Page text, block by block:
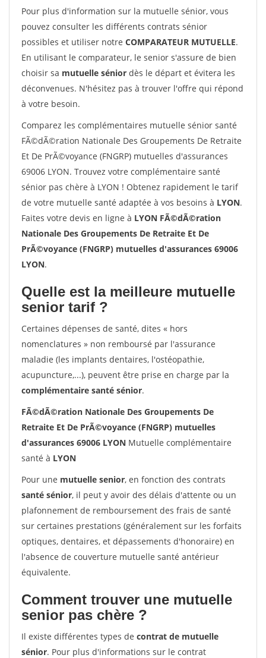
Pour plus d'information sur la mutuelle sénior, vous
pouvez consulter les différents contrats sénior
possibles et utiliser notre COMPARATEUR MUTUELLE.
En utilisant le comparateur, le senior s'assure de bien
choisir sa mutuelle sénior dès le départ et évitera les
déconvenues. N'hésitez pas à trouver l'offre qui répond
à votre besoin.
Comparez les complémentaires mutuelle sénior santé
FÃ©dÃ©ration Nationale Des Groupements De Retraite
Et De PrÃ©voyance (FNGRP) mutuelles d'assurances
69006 LYON. Trouvez votre complémentaire santé
sénior pas chère à LYON ! Obtenez rapidement le tarif
de votre mutuelle santé adaptée à vos besoins à LYON.
Faites votre devis en ligne à LYON FÃ©dÃ©ration
Nationale Des Groupements De Retraite Et De
PrÃ©voyance (FNGRP) mutuelles d'assurances 69006
LYON.
Quelle est la meilleure mutuelle
senior tarif ?
Certaines dépenses de santé, dites « hors
nomenclatures » non remboursé par l'assurance
maladie (les implants dentaires, l'ostéopathie,
acupuncture,...), peuvent être prise en charge par la
complémentaire santé sénior.
FÃ©dÃ©ration Nationale Des Groupements De
Retraite Et De PrÃ©voyance (FNGRP) mutuelles
d'assurances 69006 LYON Mutuelle complémentaire
santé à LYON
Pour une mutuelle senior, en fonction des contrats
santé sénior, il peut y avoir des délais d'attente ou un
plafonnement de remboursement des frais de santé
sur certaines prestations (généralement sur les forfaits
optiques, dentaires, et dépassements d'honoraire) en
l'absence de couverture mutuelle santé antérieur
équivalente.
Comment trouver une mutuelle
senior pas chère ?
Il existe différentes types de contrat de mutuelle
sénior. Pour plus d'informations sur le contrat